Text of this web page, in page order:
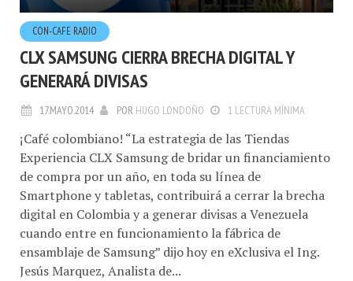
CON-CAFE RADIO
CLX SAMSUNG CIERRA BRECHA DIGITAL Y
GENERARÁ DIVISAS
17.MAYO.2014 POR HUGO LONDOÑO 1 LECTURA MÍNIMA
¡Café colombiano! “La estrategia de las Tiendas
Experiencia CLX Samsung de bridar un financiamiento
de compra por un año, en toda su línea de
Smartphone y tabletas, contribuirá a cerrar la brecha
digital en Colombia y a generar divisas a Venezuela
cuando entre en funcionamiento la fábrica de
ensamblaje de Samsung” dijo hoy en eXclusiva el Ing.
Jesús Marquez, Analista de...